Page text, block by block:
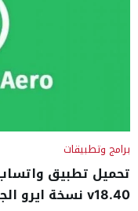
برامج وتطبيقات
v18.40 نسخة ايرو الجديدة